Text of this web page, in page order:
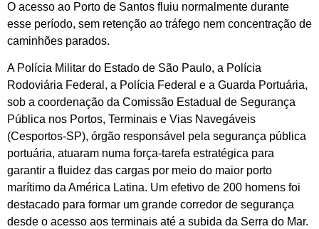
O acesso ao Porto de Santos fluiu normalmente durante
esse período, sem retenção ao tráfego nem concentração de
caminhões parados.
A Polícia Militar do Estado de São Paulo, a Polícia
Rodoviária Federal, a Polícia Federal e a Guarda Portuária,
sob a coordenação da Comissão Estadual de Segurança
Pública nos Portos, Terminais e Vias Navegáveis
(Cesportos-SP), órgão responsável pela segurança pública
portuária, atuaram numa força-tarefa estratégica para
garantir a fluidez das cargas por meio do maior porto
marítimo da América Latina. Um efetivo de 200 homens foi
destacado para formar um grande corredor de segurança
desde o acesso aos terminais até a subida da Serra do Mar.